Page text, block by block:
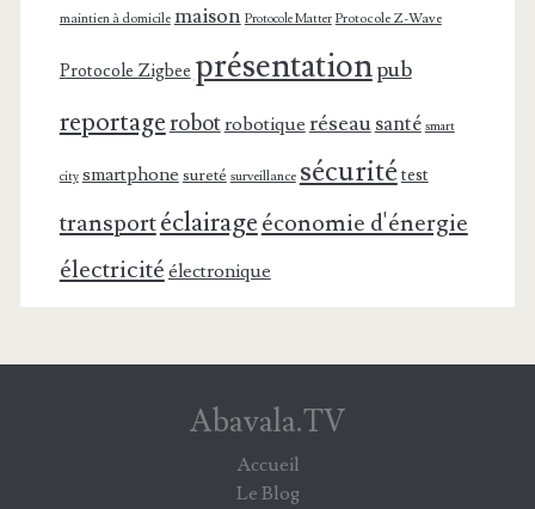
maintien à domicile maison Protocole Matter Protocole Z-Wave
Protocole Zigbee présentationpub
reportagerobotrobotique réseausanté smart
city smartphone sureté surveillance sécuritétest
transportéclairageéconomie d'énergie
électricité électronique
Abavala.TV
Accueil
Le Blog